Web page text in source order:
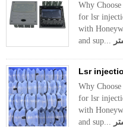
Why
for lsr
with
and sup...
Lsr
Why
for lsr
with
and sup...